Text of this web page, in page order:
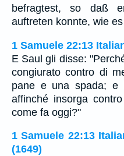
befragtest, so daß
auftreten konnte, wie
1 Samuele 22:13
E Saul gli disse:
congiurato contro di
pane e una spada; e
affinché insorga
come fa oggi?"
1 Samuele 22:13
(1649)